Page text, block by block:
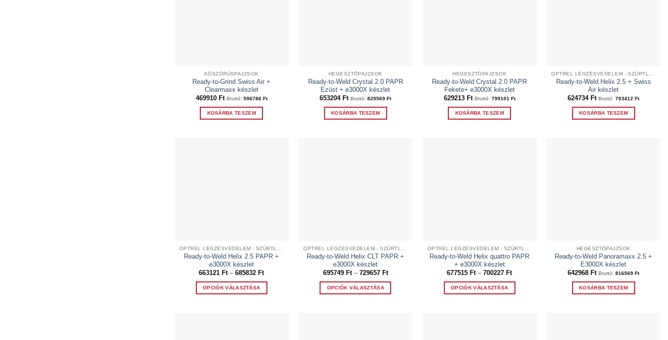
KÖSZÖRŰSPAJZSOK
Ready-to-Grind Swiss Air +
Clearmaxx készlet
469910 Ft Bruttó: 596786 Ft
KOSÁRBA TESZEM
HEGESZTŐPAJZSOK
Ready-to-Weld Crystal 2.0 PAPR
Ezüst + e3000X készlet
653204 Ft Bruttó:829569Ft
KOSÁRBA TESZEM
HEGESZTŐPAJZSOK
Ready-to-Weld Crystal 2.0 PAPR
Fekete+ e3000X készlet
629213 Ft Bruttó: 799101 Ft
KOSÁRBA TESZEM
OPTREL LÉGZÉSVÉDELEM - SZŰRTLEVEGŐS RENDSZEREK
Ready-to-Weld Helix 2.5 + Swiss
Air készlet
624734 Ft Bruttó:793412Ft
KOSÁRBA TESZEM
OPTREL LÉGZÉSVÉDELEM - SZŰRTLEVEGŐS RENDSZEREK
Ready-to-Weld Helix 2.5 PAPR +
e3000X készlet
663121 Ft – 685832 FtÁrtartomány:
-
OPCIÓK VÁLASZTÁSA
OPTREL LÉGZÉSVÉDELEM - SZŰRTLEVEGŐS RENDSZEREK
Ready-to-Weld Helix CLT PAPR +
e3000X készlet
695749 Ft – 729657 FtÁrtartomány:
-
OPCIÓK VÁLASZTÁSA
OPTREL LÉGZÉSVÉDELEM - SZŰRTLEVEGŐS RENDSZEREK
Ready-to-Weld Helix quattro PAPR
+ e3000X készlet
677515 Ft – 700227 FtÁrtartomány:
-
OPCIÓK VÁLASZTÁSA
HEGESZTŐPAJZSOK
Ready-to-Weld Panoramaxx 2.5 +
E3000X készlet
642968 Ft Bruttó:816569Ft
KOSÁRBA TESZEM